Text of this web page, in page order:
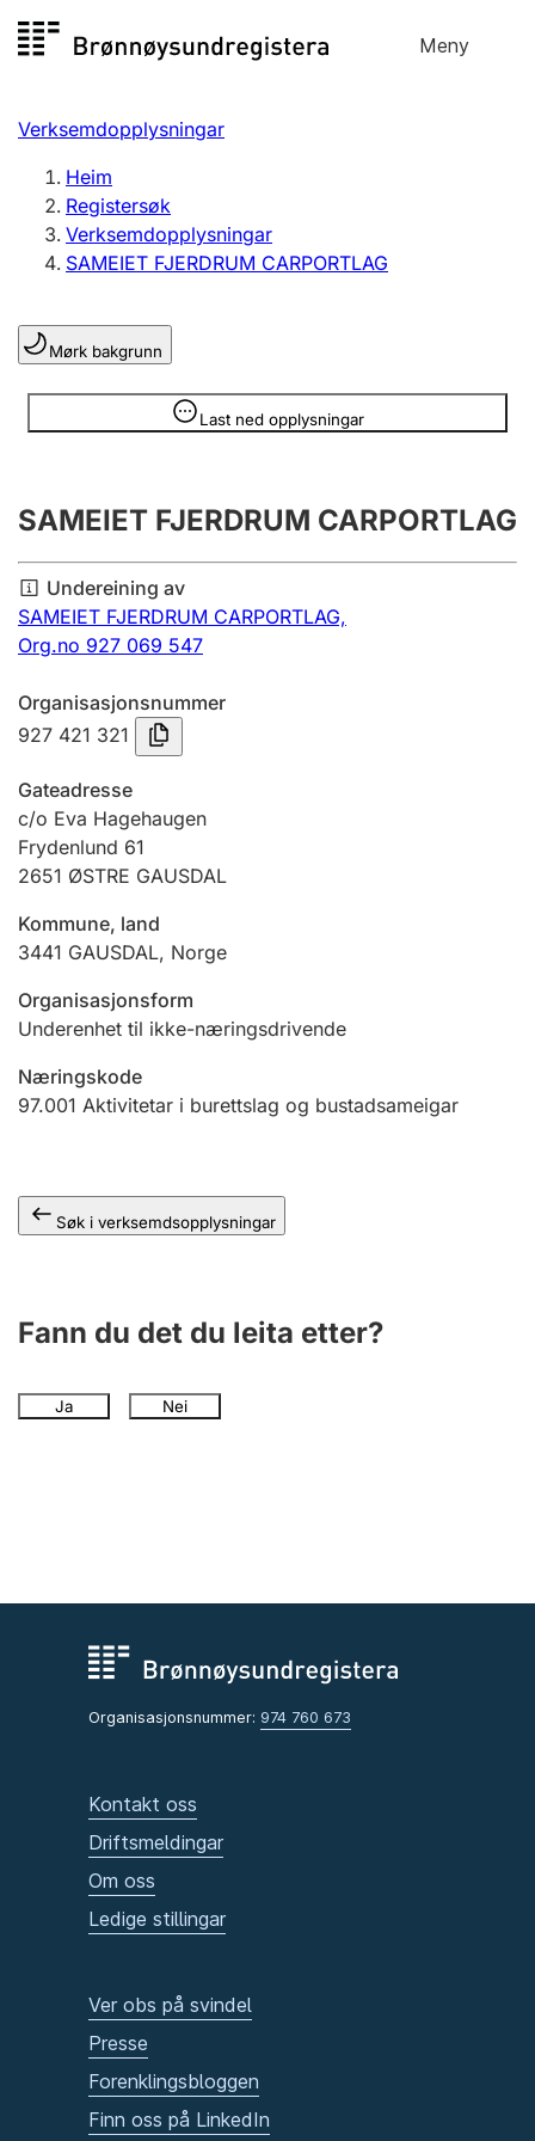
til
Meny
Registersøk
Aksjeselskap
Enkeltpersonføretak
Registrere, endre, slette
Lag og foreining
Registrere, endre, slette
Årsrekneskap
Innsending og forseinkingsgebyr
Tinglysing
Jeger
Betaling og jegeravgiftskort
Andre tema
Verksemdopplysningar
Heim
Registersøk
Verksemdopplysningar
SAMEIET FJERDRUM CARPORTLAG
Mørk bakgrunn
Last ned opplysningar
Opplysninger er skjult
SAMEIET FJERDRUM CARPORTLAG
Undereining av
SAMEIET FJERDRUM CARPORTLAG,
Org.no 927 069 547
Organisasjonsnummer
927 421 321
Gateadresse
c/o Eva Hagehaugen
Frydenlund 61
2651 ØSTRE GAUSDAL
Kommune, land
3441 GAUSDAL, Norge
Organisasjonsform
Underenhet til ikke-næringsdrivende
Næringskode
97.001 Aktivitetar i burettslag og bustadsameigar
Søk i verksemdsopplysningar
Fann du det du leita etter?
Ja Nei
Organisasjonsnummer: 974 760 673
Kontakt oss
Driftsmeldingar
Om oss
Ledige stillingar
Ver obs på svindel
Presse
Forenklingsbloggen
Finn oss på LinkedIn